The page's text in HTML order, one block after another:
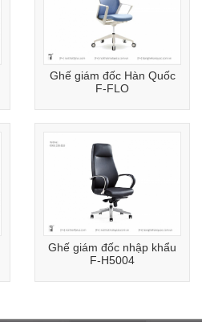
Ghế giám đốc Hàn Quốc
F-FLO
Ghế giám đốc nhập khẩu
F-H5004